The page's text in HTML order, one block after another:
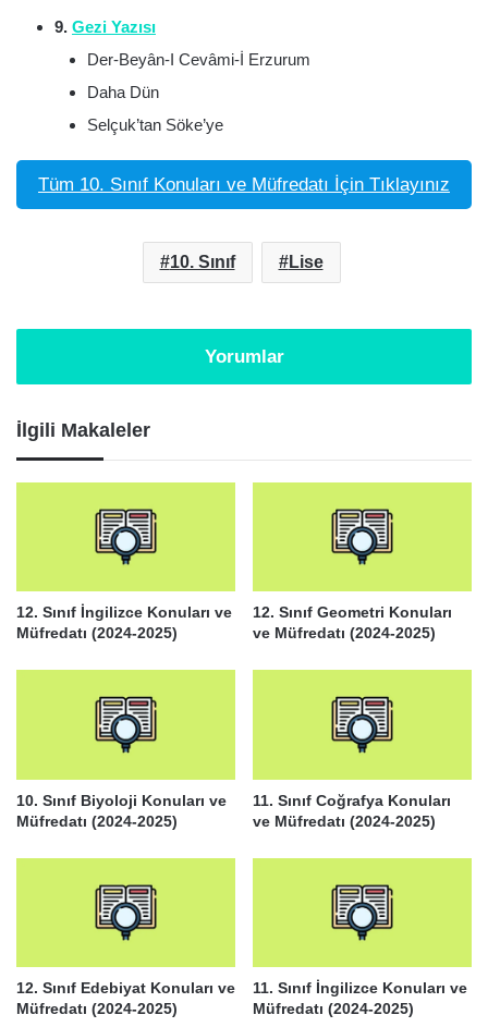
9. Gezi Yazısı
Der-Beyân-I Cevâmi-İ Erzurum
Daha Dün
Selçuk’tan Söke’ye
Tüm 10. Sınıf Konuları ve Müfredatı İçin Tıklayınız
10. Sınıf Lise
Yorumlar
İlgili Makaleler
12. Sınıf İngilizce Konuları ve
Müfredatı (2024-2025)
12. Sınıf Geometri Konuları
ve Müfredatı (2024-2025)
10. Sınıf Biyoloji Konuları ve
Müfredatı (2024-2025)
11. Sınıf Coğrafya Konuları
ve Müfredatı (2024-2025)
12. Sınıf Edebiyat Konuları ve
Müfredatı (2024-2025)
11. Sınıf İngilizce Konuları ve
Müfredatı (2024-2025)